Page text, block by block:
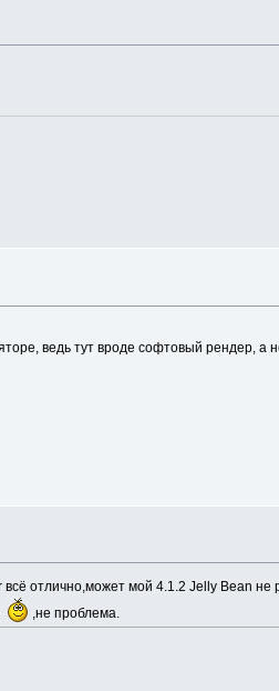
ведь тут вроде софтовый рендер,
отлично,может мой 4.1.2 Jelly Bean
,не проблема.